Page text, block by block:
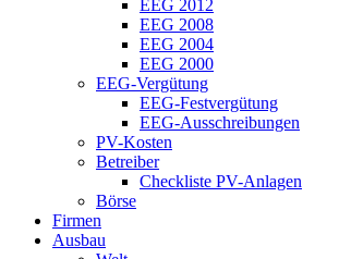
EEG 2012
EEG 2008
EEG 2004
EEG 2000
EEG-Vergütung
EEG-Festvergütung
EEG-Ausschreibungen
PV-Kosten
Betreiber
Checkliste PV-Anlagen
Börse
Firmen
Ausbau